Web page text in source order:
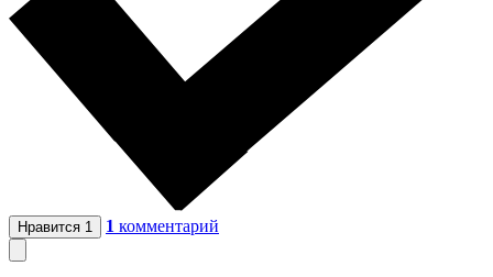
Нравится 1 1 комментарий